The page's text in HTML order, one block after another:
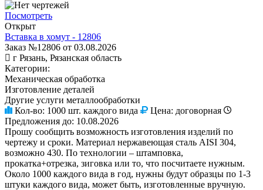
Посмотреть
Открыт
Вставка в хомут - 12806
Заказ №12806 от 03.08.2026
г Рязань, Рязанская область
Категории:
Механическая обработка
Изготовление деталей
Другие услуги металлообработки
Кол-во: 1000 шт. каждого вида Цена: договорная
Предложения до: 10.08.2026
Прошу сообщить возможность изготовления изделий по
чертежу и сроки. Материал нержавеющая сталь AISI 304,
возможно 430. По технологии – штамповка,
прокатка+отрезка, зиговка или то, что посчитаете нужным.
Около 1000 каждого вида в год, нужны будут образцы по 1-3
штуки каждого вида, может быть, изготовленные вручную.